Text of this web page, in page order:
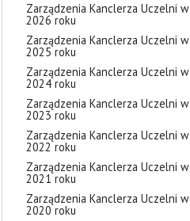
Zarządzenia Kanclerza Uczelni w
2026 roku
Zarządzenia Kanclerza Uczelni w
2025 roku
Zarządzenia Kanclerza Uczelni w
2024 roku
Zarządzenia Kanclerza Uczelni w
2023 roku
Zarządzenia Kanclerza Uczelni w
2022 roku
Zarządzenia Kanclerza Uczelni w
2021 roku
Zarządzenia Kanclerza Uczelni w
2020 roku